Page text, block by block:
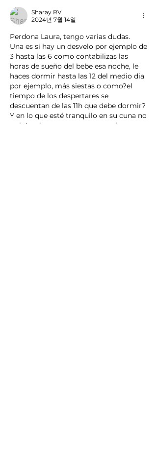
Sharay RV
2024년 7월 14일
Perdona Laura, tengo varias dudas.
Una es si hay un desvelo por ejemplo de
3 hasta las 6 como contabilizas las
horas de sueño del bebe esa noche, le
haces dormir hasta las 12 del medio dia
por ejemplo, más siestas o como?el
tiempo de los despertares se
descuentan de las 11h que debe dormir?
Y en lo que esté tranquilo en su cuna no
se interviene aunque pasen varias